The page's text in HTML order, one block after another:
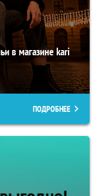
в магазине kari
ПОДРОБНЕЕ